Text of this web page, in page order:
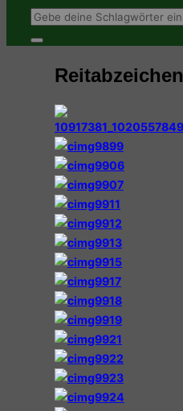
Suchen
nach:
Seitenleiste
Navigation
umschalten
Reitabzeichen